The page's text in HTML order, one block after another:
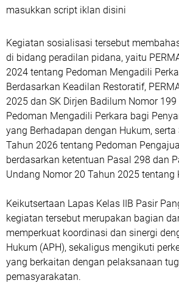
masukkan script iklan disini
Kegiatan sosialisasi tersebut
di bidang peradilan pidana, yaitu
2024 tentang Pedoman Mengadili
Berdasarkan Keadilan Restoratif,
2025 dan SK Dirjen Badilum Nomor
Pedoman Mengadili Perkara bagi
yang Berhadapan dengan Hukum, serta
Tahun 2026 tentang Pedoman
berdasarkan ketentuan Pasal 298 dan
Undang Nomor 20 Tahun 2025 tentang
Keikutsertaan Lapas Kelas IIB Pasir
kegiatan tersebut merupakan bagian
memperkuat koordinasi dan sinergi
Hukum (APH), sekaligus mengikuti
yang berkaitan dengan pelaksanaan
pemasyarakatan.